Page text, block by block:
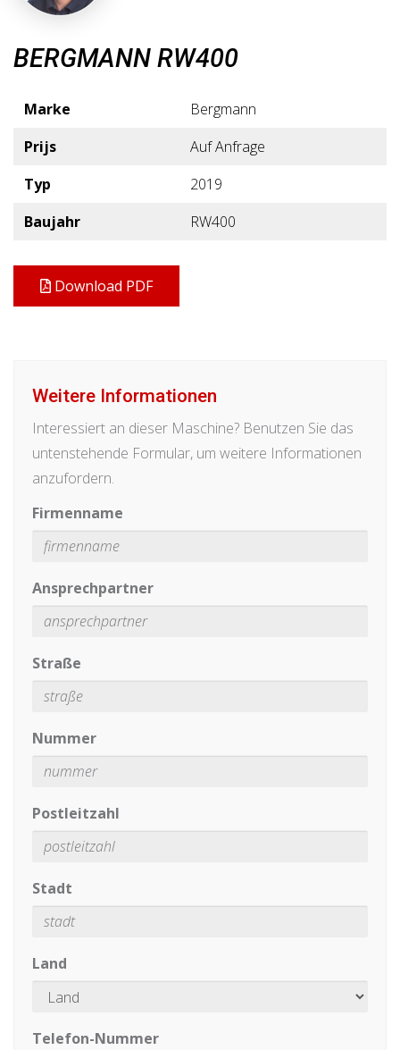
BERGMANN RW400
Marke
Bergmann
Prijs
Auf Anfrage
Typ
2019
Baujahr
RW400
Download PDF
Weitere Informationen
Interessiert an dieser Maschine? Benutzen Sie das
untenstehende Formular, um weitere Informationen
anzufordern.
Firmenname
Ansprechpartner
Straße
Nummer
Postleitzahl
Stadt
Land
Telefon-Nummer